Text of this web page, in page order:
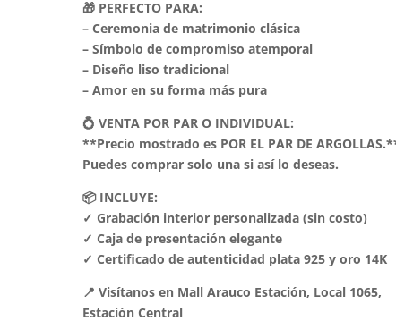
🎁 PERFECTO PARA:
– Ceremonia de matrimonio clásica
– Símbolo de compromiso atemporal
– Diseño liso tradicional
– Amor en su forma más pura
💍 VENTA POR PAR O INDIVIDUAL:
**Precio mostrado es POR EL PAR DE
Puedes comprar solo una si así lo deseas.
📦 INCLUYE:
✓ Grabación interior personalizada (sin costo)
✓ Caja de presentación elegante
✓ Certificado de autenticidad plata 925 y oro 14K
📍 Visítanos en Mall Arauco Estación, Local 1065,
Estación Central